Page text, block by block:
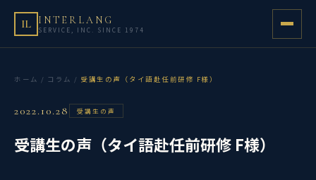
IL INTERLANG
SERVICE, INC. SINCE 1974
ホーム / コラム / 受講生の声（タイ語赴任前研修 F様）
2022.10.28 受講生の声
受講生の声（タイ語赴任前研修 F様）